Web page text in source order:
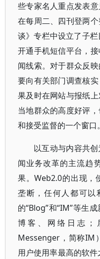
些专家名人重点发表
在每周二、四刊登两
谈》专栏中设立了子
开通手机短信平台，
闻线索。对于群众反
要向有关部门调查核
果及时在网站与报纸
当地群众的高度好评
和接受监督的一个窗口。
以互动与内容共
闻业务改革的主流趋
果。Web2.0的出现，
垄断，任何人都可以
的“Blog”和“IM”等生
博客、网络日志；
Messenger，简称IM
用户使用率最高的软